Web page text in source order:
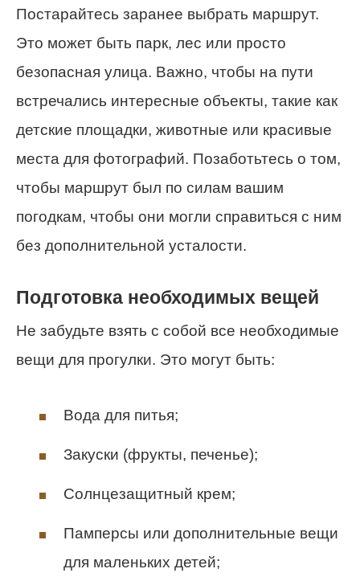
Постарайтесь заранее выбрать маршрут.
Это может быть парк, лес или просто
безопасная улица. Важно, чтобы на пути
встречались интересные объекты, такие как
детские площадки, животные или красивые
места для фотографий. Позаботьтесь о том,
чтобы маршрут был по силам вашим
погодкам, чтобы они могли справиться с ним
без дополнительной усталости.
Подготовка необходимых вещей
Не забудьте взять с собой все необходимые
вещи для прогулки. Это могут быть:
Вода для питья;
Закуски (фрукты, печенье);
Солнцезащитный крем;
Памперсы или дополнительные вещи
для маленьких детей;